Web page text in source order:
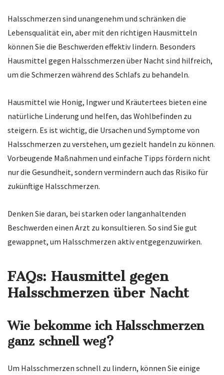
Halsschmerzen sind unangenehm und schränken die
Lebensqualität ein, aber mit den richtigen Hausmitteln
können Sie die Beschwerden effektiv lindern. Besonders
Hausmittel gegen Halsschmerzen über Nacht sind hilfreich,
um die Schmerzen während des Schlafs zu behandeln.
Hausmittel wie Honig, Ingwer und Kräutertees bieten eine
natürliche Linderung und helfen, das Wohlbefinden zu
steigern. Es ist wichtig, die Ursachen und Symptome von
Halsschmerzen zu verstehen, um gezielt handeln zu können.
Vorbeugende Maßnahmen und einfache Tipps fördern nicht
nur die Gesundheit, sondern vermindern auch das Risiko für
zukünftige Halsschmerzen.
Denken Sie daran, bei starken oder langanhaltenden
Beschwerden einen Arzt zu konsultieren. So sind Sie gut
gewappnet, um Halsschmerzen aktiv entgegenzuwirken.
FAQs: Hausmittel gegen
Halsschmerzen über Nacht
Wie bekomme ich Halsschmerzen
ganz schnell weg?
Um Halsschmerzen schnell zu lindern, können Sie einige